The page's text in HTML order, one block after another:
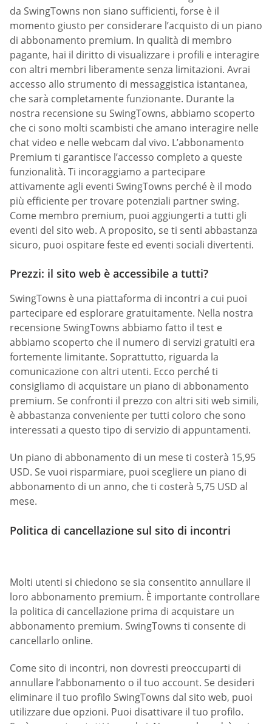
da SwingTowns non siano sufficienti, forse è il
momento giusto per considerare l’acquisto di un piano
di abbonamento premium. In qualità di membro
pagante, hai il diritto di visualizzare i profili e interagire
con altri membri liberamente senza limitazioni. Avrai
accesso allo strumento di messaggistica istantanea,
che sarà completamente funzionante. Durante la
nostra recensione su SwingTowns, abbiamo scoperto
che ci sono molti scambisti che amano interagire nelle
chat video e nelle webcam dal vivo. L’abbonamento
Premium ti garantisce l’accesso completo a queste
funzionalità. Ti incoraggiamo a partecipare
attivamente agli eventi SwingTowns perché è il modo
più efficiente per trovare potenziali partner swing.
Come membro premium, puoi aggiungerti a tutti gli
eventi del sito web. A proposito, se ti senti abbastanza
sicuro, puoi ospitare feste ed eventi sociali divertenti.
Prezzi: il sito web è accessibile a tutti?
SwingTowns è una piattaforma di incontri a cui puoi
partecipare ed esplorare gratuitamente. Nella nostra
recensione SwingTowns abbiamo fatto il test e
abbiamo scoperto che il numero di servizi gratuiti era
fortemente limitante. Soprattutto, riguarda la
comunicazione con altri utenti. Ecco perché ti
consigliamo di acquistare un piano di abbonamento
premium. Se confronti il prezzo con altri siti web simili,
è abbastanza conveniente per tutti coloro che sono
interessati a questo tipo di servizio di appuntamenti.
Un piano di abbonamento di un mese ti costerà 15,95
USD. Se vuoi risparmiare, puoi scegliere un piano di
abbonamento di un anno, che ti costerà 5,75 USD al
mese.
Politica di cancellazione sul sito di incontri
Molti utenti si chiedono se sia consentito annullare il
loro abbonamento premium. È importante controllare
la politica di cancellazione prima di acquistare un
abbonamento premium. SwingTowns ti consente di
cancellarlo online.
Come sito di incontri, non dovresti preoccuparti di
annullare l’abbonamento o il tuo account. Se desideri
eliminare il tuo profilo SwingTowns dal sito web, puoi
utilizzare due opzioni. Puoi disattivare il tuo profilo.